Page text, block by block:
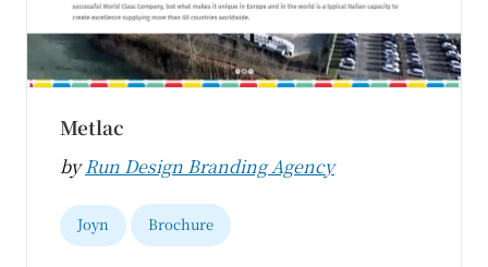
Metlac
byRun Design Branding Agency
Joyn Brochure